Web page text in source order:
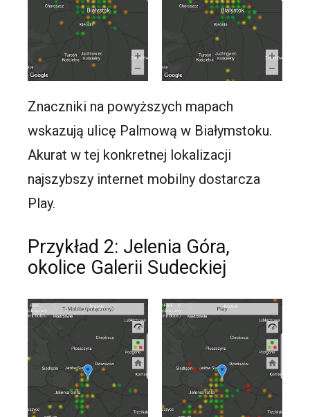
Znaczniki na powyższych mapach
wskazują ulicę Palmową w Białymstoku.
Akurat w tej konkretnej lokalizacji
najszybszy internet mobilny dostarcza
Play.
Przykład 2: Jelenia Góra,
okolice Galerii Sudeckiej